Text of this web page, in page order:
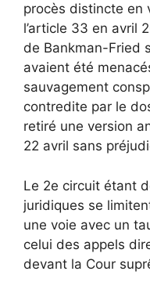
procès distincte en
l’article 33 en avril
de Bankman-Fried
avaient été
sauvagement
contredite par le
retiré une version
22 avril sans
Le 2e circuit étant
juridiques se
une voie avec un
celui des appels
devant la Cour